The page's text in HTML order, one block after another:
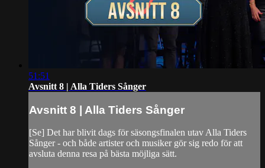
51:51
Avsnitt 8 | Alla Tiders Sånger
Avsnitt 8 | Alla Tiders Sånger
[Se] Det har blivit dags för säsongsfinalen utav Alla Tiders
Sånger - och både artister och musiker gör sig redo för att
avsluta denna resa på bästa möjliga sätt.